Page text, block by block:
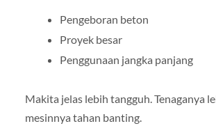
Pengeboran beton
Proyek besar
Penggunaan jangka panjang
Makita jelas lebih tangguh. Tenaganya
mesinnya tahan banting.